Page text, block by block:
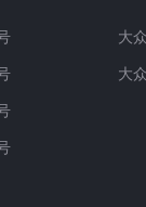
大
大